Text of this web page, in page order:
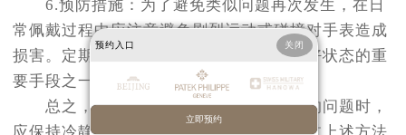
6.预防措施：为了避免类似问题再次发生，在日
常佩戴过程中应注意避免剧烈运动或碰撞对手表造成
损害。定期进行专业保养也是保持手表良好状态的重
要手段之一。
总之，在面对百达翡丽手表表耳脱落的问题时，
应保持冷静并采取适当措施进行处理。通过上述方法
预约入口 关闭
立即预约